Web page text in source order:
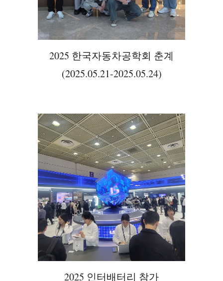
2025 한국자동차공학회 춘계
(2025.05.21-2025.05.24)
2025 인터배터리 참가